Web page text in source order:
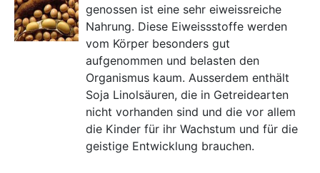
genossen ist eine sehr eiweissreiche
Nahrung. Diese Eiweissstoffe werden
vom Körper besonders gut
aufgenommen und belasten den
Organismus kaum. Ausserdem enthält
Soja Linolsäuren, die in Getreidearten
nicht vorhanden sind und die vor allem
die Kinder für ihr Wachstum und für die
geistige Entwicklung brauchen.